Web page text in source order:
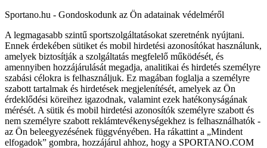
Sportano.hu - Gondoskodunk az Ön adatainak védelméről
A legmagasabb szintű sportszolgáltatásokat szeretnénk nyújtani.
Ennek érdekében sütiket és mobil hirdetési azonosítókat használunk,
amelyek biztosítják a szolgáltatás megfelelő működését, és
amennyiben hozzájárulását megadja, analitikai és hirdetés személyre
szabási célokra is felhasználjuk. Ez magában foglalja a személyre
szabott tartalmak és hirdetések megjelenítését, amelyek az Ön
érdeklődési köreihez igazodnak, valamint ezek hatékonyságának
mérését. A sütik és mobil hirdetési azonosítók személyre szabott és
nem személyre szabott reklámtevékenységekhez is felhasználhatók -
az Ön beleegyezésének függvényében. Ha rákattint a „Mindent
elfogadok” gombra, hozzájárul ahhoz, hogy a SPORTANO.COM